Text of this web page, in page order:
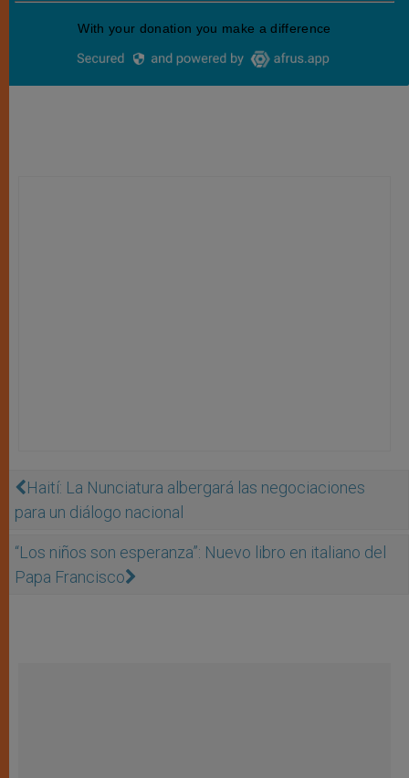
Haití: La Nunciatura albergará las negociaciones
para un diálogo nacional
“Los niños son esperanza”: Nuevo libro en italiano del
Papa Francisco